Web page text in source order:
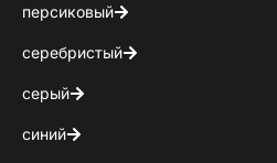
персиковый
серебристый
серый
синий